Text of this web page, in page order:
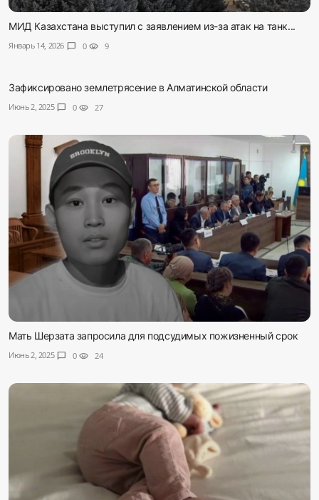
МИД Казахстана выступил с заявлением из-за атак на танк...
Январь 14, 2026 chat_bubble 0 visibility 9
Зафиксировано землетрясение в Алматинской области
Июнь 2, 2025 chat_bubble 0 visibility 27
Мать Шерзата запросила для подсудимых пожизненный срок
Июнь 2, 2025 chat_bubble 0 visibility 24